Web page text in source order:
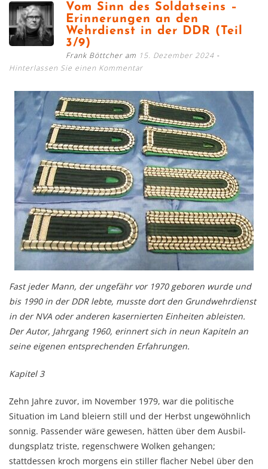
Vom Sinn des Soldatseins –
Erinnerungen an den
Wehrdienst in der DDR (Teil
3/9)
Frank Böttcher am 15. Dezember 2024
Hinterlassen Sie einen Kommentar
Fast jeder Mann, der ungefähr vor 1970 geboren wurde und
bis 1990 in der DDR lebte, musste dort den Grundwehrdienst
in der NVA oder anderen kasernierten Einheiten ableisten.
Der Autor, Jahrgang 1960, erinnert sich in neun Kapiteln an
seine eigenen entsprechenden Erfahrungen.
Kapitel 3
Zehn Jahre zuvor, im November 1979, war die politische
Situation im Land bleiern still und der Herbst ungewöhnlich
sonnig. Passender wäre gewesen, hät­ten über dem Ausbil­
dungs­platz triste, regenschwere Wolken gehangen;
stattdessen kroch mor­gens ein stiller flacher Nebel über den